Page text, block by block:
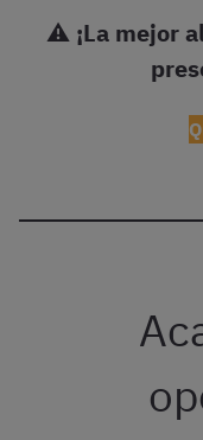
⚠️ ¡La mejor